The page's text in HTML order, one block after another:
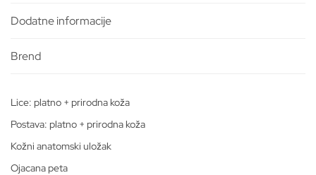
Dodatne informacije
Lice: platno + prirodna koža
Postava: platno + prirodna koža
Kožni anatomski uložak
Ojacana peta